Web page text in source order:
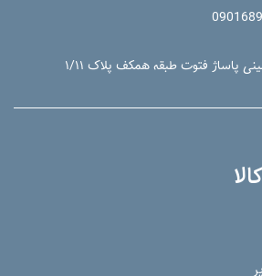
پاساژ فتوت طبقه همکف پلاک ۱/۱۱